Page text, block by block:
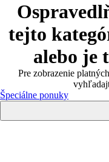
tejto
alebo je
Pre zobrazenie
Špeciálne ponuky